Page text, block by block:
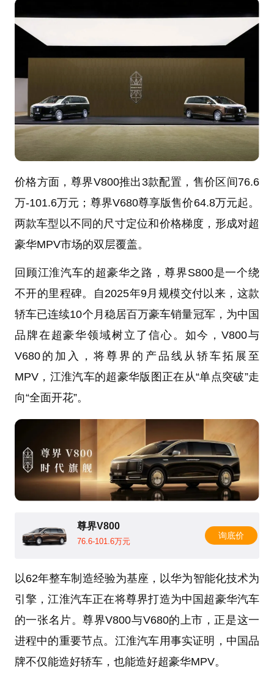
价格方面，尊界V800推出3款配置，售价区间76.6
万-101.6万元；尊界V680尊享版售价64.8万元起。
两款车型以不同的尺寸定位和价格梯度，形成对超
豪华MPV市场的双层覆盖。
回顾江淮汽车的超豪华之路，尊界S800是一个绕
不开的里程碑。自2025年9月规模交付以来，这款
轿车已连续10个月稳居百万豪车销量冠军，为中国
品牌在超豪华领域树立了信心。如今，V800与
V680的加入，将尊界的产品线从轿车拓展至
MPV，江淮汽车的超豪华版图正在从“单点突破”走
向“全面开花”。
尊界V800
76.6-101.6万元
询底价
以62年整车制造经验为基座，以华为智能化技术为
引擎，江淮汽车正在将尊界打造为中国超豪华汽车
的一张名片。尊界V800与V680的上市，正是这一
进程中的重要节点。江淮汽车用事实证明，中国品
牌不仅能造好轿车，也能造好超豪华MPV。